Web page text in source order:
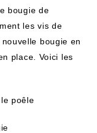
bougie de
les vis de
bougie en
place. Voici les
poêle